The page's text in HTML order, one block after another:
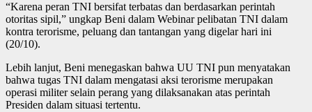
“Karena peran TNI bersifat terbatas dan berdasarkan perintah
otoritas sipil,” ungkap Beni dalam Webinar pelibatan TNI dalam
kontra terorisme, peluang dan tantangan yang digelar hari ini
(20/10).
Lebih lanjut, Beni menegaskan bahwa UU TNI pun menyatakan
bahwa tugas TNI dalam mengatasi aksi terorisme merupakan
operasi militer selain perang yang dilaksanakan atas perintah
Presiden dalam situasi tertentu.